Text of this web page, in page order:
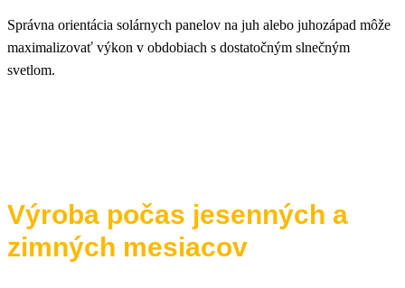
Správna orientácia solárnych panelov na juh alebo juhozápad môže
maximalizovať výkon v obdobiach s dostatočným slnečným
svetlom.
Výroba počas jesenných a
zimných mesiacov